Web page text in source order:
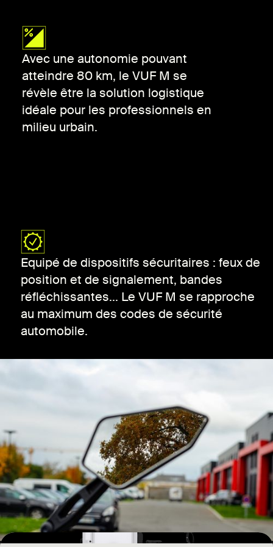
Avec une autonomie pouvant
atteindre 80 km, le VUF M se
révèle être la solution logistique
idéale pour les professionnels en
milieu urbain.
Equipé de dispositifs sécuritaires : feux de
position et de signalement, bandes
réfléchissantes... Le VUF M se rapproche
au maximum des codes de sécurité
automobile.